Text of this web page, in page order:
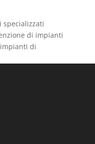
specializzati
di impianti
di